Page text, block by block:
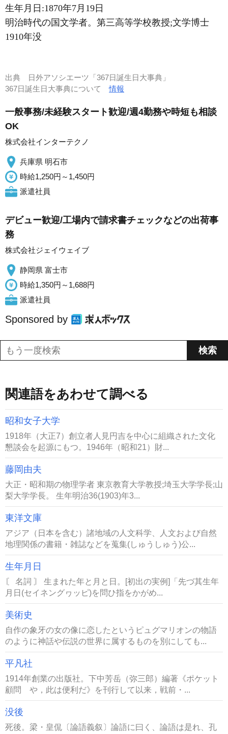
生年月日:1870年7月19日
明治時代の国文学者。第三高等学校教授;文学博士
1910年没
出典
日外アソシエーツ「367日誕生日大事典」
367日誕生日大事典について情報
一般事務/未経験スタート歓迎/週4勤務や時短も相談
OK
株式会社インターテクノ
兵庫県 明石市
時給1,250円～1,450円
派遣社員
デビュー歓迎/工場内で請求書チェックなどの出荷事
務
株式会社ジェイウェイブ
静岡県 富士市
時給1,350円～1,688円
派遣社員
Sponsored by
関連語をあわせて調べる
昭和女子大学
1918年（大正7）創立者人見円吉を中心に組織された文化
懇談会を起源にもつ。1946年（昭和21）財...
藤岡由夫
大正・昭和期の物理学者 東京教育大学教授;埼玉大学学長;山
梨大学学長。 生年明治36(1903)年3...
東洋文庫
アジア（日本を含む）諸地域の人文科学、人文および自然
地理関係の書籍・雑誌などを蒐集(しゅうしゅう)公...
生年月日
〘 名詞 〙 生まれた年と月と日。[初出の実例]「先づ其生年
月日(セイネングヮッピ)を問ひ指をかがめ...
美術史
自作の象牙の女の像に恋したというピュグマリオンの物語
のように神話や伝説の世界に属するものを別にしても...
平凡社
1914年創業の出版社。下中芳岳（弥三郎）編著《ポケット
顧問 や，此は便利だ》を刊行して以来，戦前・...
没後
死後。梁・皇侃〔論語義叙〕論語に曰く、論語は是れ、孔